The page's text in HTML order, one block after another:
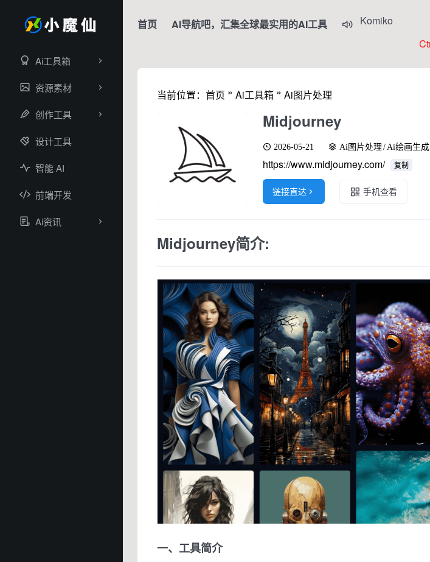
Ai工具箱
资源素材
创作工具
设计工具
智能 AI
前端开发
Ai资讯
首页 AI导航吧，汇集全球最实用的AI工具 
Colorings
当前位置： 首页 » Ai工具箱 » Ai图片处理
Midjourney
2026-05-21 Ai图片处理 / Ai绘画生成
https://www.midjourney.com/ 复制
链接直达  手机查看
Midjourney简介:
一、工具简介